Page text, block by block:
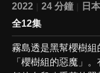
2022
24 分鐘 日本
全12集
霧島透是黑幫櫻樹
「櫻樹組的惡魔」